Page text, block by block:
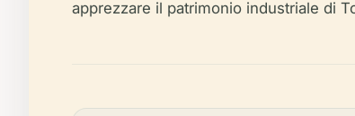
apprezzare il patrimonio industriale di